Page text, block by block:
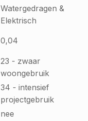
Watergedragen &
Elektrisch
0,04
23 - zwaar
woongebruik
34 - intensief
projectgebruik
nee